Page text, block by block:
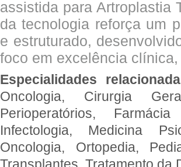
assistida para Artroplastia
da tecnologia reforça um
e estruturado,
foco em excelência
Especialidades
Oncologia, Cirurgia
Perioperatórios,
Infectologia, Medicina
Oncologia, Ortopedia,